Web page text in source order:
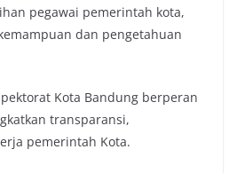
pegawai pemerintah kota,
dan pengetahuan
Kota Bandung berperan
transparansi,
pemerintah Kota.